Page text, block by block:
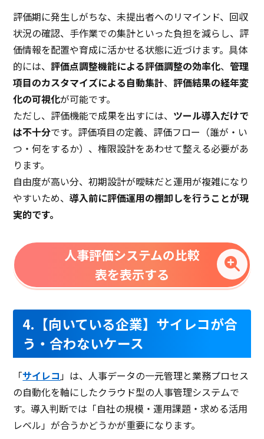
評価期に発生しがちな、未提出者へのリマインド、回収
状況の確認、手作業での集計といった負担を減らし、評
価情報を配置や育成に活かせる状態に近づけます。具体
的には、評価点調整機能による評価調整の効率化、管理
項目のカスタマイズによる自動集計、評価結果の経年変
化の可視化が可能です。
ただし、評価機能で成果を出すには、 ツール導入だけで
は不十分です。評価項目の定義、評価フロー（誰が・い
つ・何をするか）、権限設計をあわせて整える必要があ
ります。
自由度が高い分、初期設計が曖昧だと運用が複雑になり
やすいため、導入前に評価運用の棚卸しを行うことが現
実的です。
人事評価システムの比較
表を表示する
4.【向いている企業】サイレコが合
う・合わないケース
「サイレコ 」は、人事データの一元管理と業務プロセス
の自動化を軸にしたクラウド型の人事管理システムで
す。導入判断では「自社の規模・運用課題・求める活用
レベル」が合うかどうかが重要になります。